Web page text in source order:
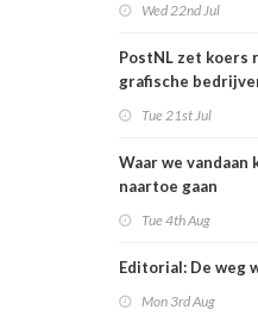
Wed 22nd Jul
PostNL zet koers
grafische
Tue 21st Jul
Waar we vandaan
naartoe gaan
Tue 4th Aug
Editorial: De weg
Mon 3rd Aug